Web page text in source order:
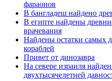
фараонов
В бангладеш найдено
В египте найдены
врачевания
Найдены остатки самых
кораблей
Привет от динозавра
На севере израиля
двухтысячелетней